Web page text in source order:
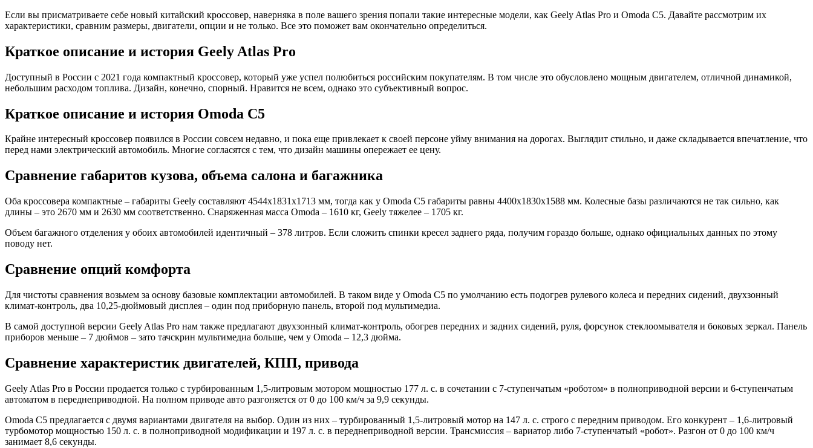
Если вы присматриваете себе новый китайский кроссовер, наверняка в поле вашего зрения попали такие интересные модели, как Geely Atlas Pro и Omoda C5. Давайте рассмотрим их
характеристики, сравним размеры, двигатели, опции и не только. Все это поможет вам окончательно определиться.
Краткое описание и история Geely Atlas Pro
Доступный в России с 2021 года компактный кроссовер, который уже успел полюбиться российским покупателям. В том числе это обусловлено мощным двигателем, отличной динамикой,
небольшим расходом топлива. Дизайн, конечно, спорный. Нравится не всем, однако это субъективный вопрос.
Краткое описание и история Omoda C5
Крайне интересный кроссовер появился в России совсем недавно, и пока еще привлекает к своей персоне уйму внимания на дорогах. Выглядит стильно, и даже складывается впечатление, что
перед нами электрический автомобиль. Многие согласятся с тем, что дизайн машины опережает ее цену.
Сравнение габаритов кузова, объема салона и багажника
Оба кроссовера компактные – габариты Geely составляют 4544х1831х1713 мм, тогда как у Omoda C5 габариты равны 4400х1830х1588 мм. Колесные базы различаются не так сильно, как
длины – это 2670 мм и 2630 мм соответственно. Снаряженная масса Omoda – 1610 кг, Geely тяжелее – 1705 кг.
Объем багажного отделения у обоих автомобилей идентичный – 378 литров. Если сложить спинки кресел заднего ряда, получим гораздо больше, однако официальных данных по этому
поводу нет.
Сравнение опций комфорта
Для чистоты сравнения возьмем за основу базовые комплектации автомобилей. В таком виде у Omoda C5 по умолчанию есть подогрев рулевого колеса и передних сидений, двухзонный
климат-контроль, два 10,25-дюймовый дисплея – один под приборную панель, второй под мультимедиа.
В самой доступной версии Geely Atlas Pro нам также предлагают двухзонный климат-контроль, обогрев передних и задних сидений, руля, форсунок стеклоомывателя и боковых зеркал. Панель
приборов меньше – 7 дюймов – зато тачскрин мультимедиа больше, чем у Omoda – 12,3 дюйма.
Сравнение характеристик двигателей, КПП, привода
Geely Atlas Pro в России продается только с турбированным 1,5-литровым мотором мощностью 177 л. с. в сочетании с 7-ступенчатым «роботом» в полноприводной версии и 6-ступенчатым
автоматом в переднеприводной. На полном приводе авто разгоняется от 0 до 100 км/ч за 9,9 секунды.
Omoda C5 предлагается с двумя вариантами двигателя на выбор. Один из них – турбированный 1,5-литровый мотор на 147 л. с. строго с передним приводом. Его конкурент – 1,6-литровый
турбомотор мощностью 150 л. с. в полноприводной модификации и 197 л. с. в переднеприводной версии. Трансмиссия – вариатор либо 7-ступенчатый «робот». Разгон от 0 до 100 км/ч
занимает 8,6 секунды.